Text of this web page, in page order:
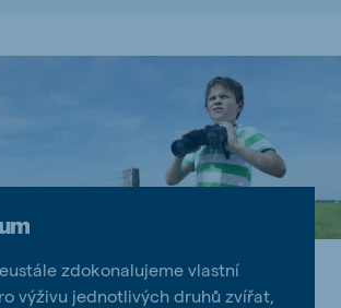
zdokonalujeme vlastní
výživu jednotlivých druhů zvířat,